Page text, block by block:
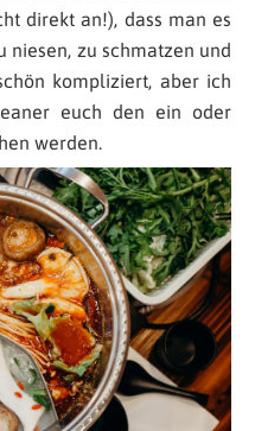
direkt an!), dass man es
niesen, zu schmatzen und
kompliziert, aber ich
euch den ein oder
werden.